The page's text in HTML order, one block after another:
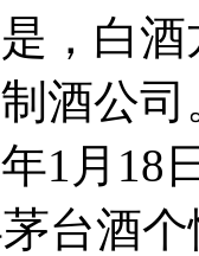
，白
酒公
1月18
台酒